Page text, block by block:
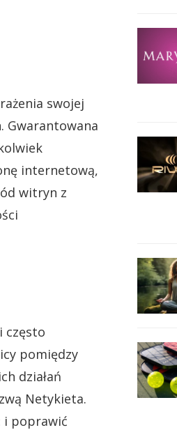
swojej
Gwarantowana
internetową,
witryn z
często
pomiędzy
działań
Netykieta.
i poprawić